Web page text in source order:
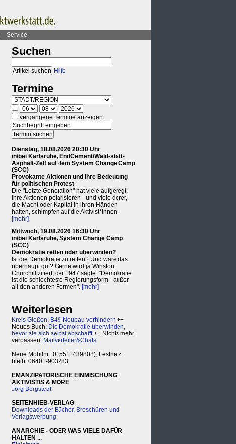
Service
Suchen
Hilfe
Termine
vergangene Termine anzeigen
Dienstag, 18.08.2026 20:30 Uhr
in/bei Karlsruhe, EndCement/Wald-statt-
Asphalt-Zelt auf dem System Change Camp
(SCC)
Provokante Aktionen und ihre Bedeutung
für politischen Protest
Die "Letzte Generation" hat viele aufgeregt.
Ihre Aktionen polarisieren - und viele derer,
die Macht oder Kapital in ihren Händen
halten, schimpfen auf die Aktivist*innen.
[mehr]
Mittwoch, 19.08.2026 16:30 Uhr
in/bei Karlsruhe, System Change Camp
(SCC)
Demokratie retten oder überwinden?
Ist die Demokratie zu retten? Und wäre das
überhaupt gut? Gerne wird ja Winston
Churchill zitiert, der 1947 sagte: "Demokratie
ist die schlechteste Regierungsform - außer
all den anderen Formen". [mehr]
Weiterlesen
Kreis Gießen: B49-Neubau verhindern ++
Neues Buch: Die Demokratie überwinden,
bevor sie sich selbst abschafft++ Nichts mehr
verpassen: Mailverteiler&Chats
Neue Mobilnr.: 015511439808), Festnetz
bleibt 06401-903283
EMANZIPATORISCHE EINMISCHUNG:
AKTIVISTIS & MORE
Jörg Bergstedt
SEITENHIEB-VERLAG
Downloads der Bücher, Broschüren und
Verlagswerbung
ANARCHIE - ODER WAS VIELE DAFÜR
HALTEN ...